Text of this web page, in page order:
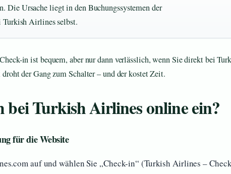
Die Ursache liegt in den Buchungssystemen der
Turkish Airlines selbst.
in ist bequem, aber nur dann verlässlich, wenn Sie direkt bei
der Gang zum Schalter – und der kostet Zeit.
bei Turkish Airlines online ein?
für die Website
auf und wählen Sie „Check-in“ (Turkish Airlines –